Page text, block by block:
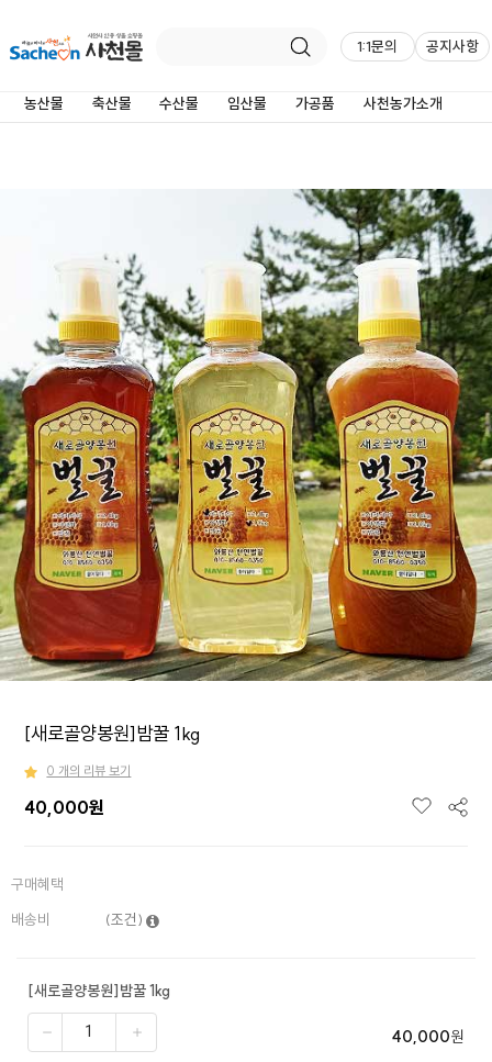
1:1문의 공지사항
농산물 축산물 수산물 임산물 가공품 사천농가소개
제품상세정보
[새로골양봉원]밤꿀 1kg
0 개의 리뷰 보기
40,000원
구매혜택
배송비
(조건)
[새로골양봉원]밤꿀 1kg
40,000원